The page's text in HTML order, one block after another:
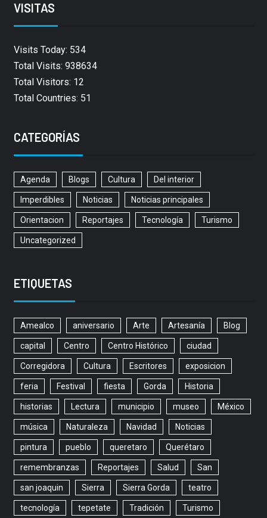
VISITAS
Visits Today: 534
Total Visits: 938634
Total Visitors: 12
Total Countries: 51
CATEGORÍAS
Agenda Blogs Cultura Del interior
Imperdibles Noticias Noticias principales
Orientacion Reportajes Tecnología Turismo
Uncategorized
ETIQUETAS
Amealco aniversario Arte Artesanía Blog
capital Centro Centro Histórico ciudad
Corregidora Cultura Escritores exposicion
feria Festival fiesta Gorda Historia
historias Lectura municipio museo México
música Naturaleza Navidad Noticias
pintura pueblo queretaro Querétaro
remembranzas Reportajes Salud San
san joaquin Sierra Sierra Gorda teatro
tecnología tepetate Tradición Turismo